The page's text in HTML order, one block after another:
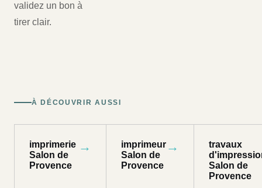
validez un bon à
tirer clair.
À DÉCOUVRIR AUSSI
imprimerie
Salon de
Provence
→
imprimeur
Salon de
Provence
→
travaux
Salon de
Provence